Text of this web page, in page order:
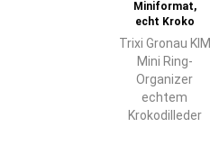
Trixi Gronau KIM
Mini Ring-
Organizer
echtem
Krokodilleder